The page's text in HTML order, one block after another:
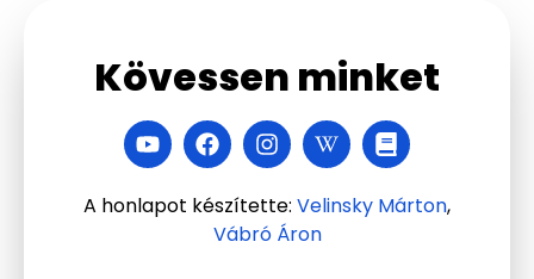
Kövessen minket
A honlapot készítette: Velinsky Márton,
Vábró Áron